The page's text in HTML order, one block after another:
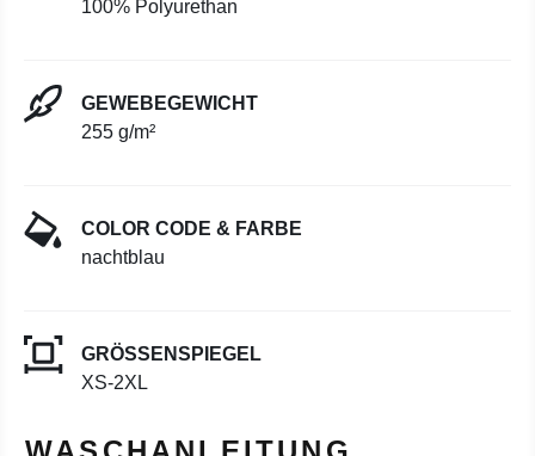
100% Polyurethan
GEWEBEGEWICHT
255 g/m²
COLOR CODE & FARBE
nachtblau
GRÖSSENSPIEGEL
XS-2XL